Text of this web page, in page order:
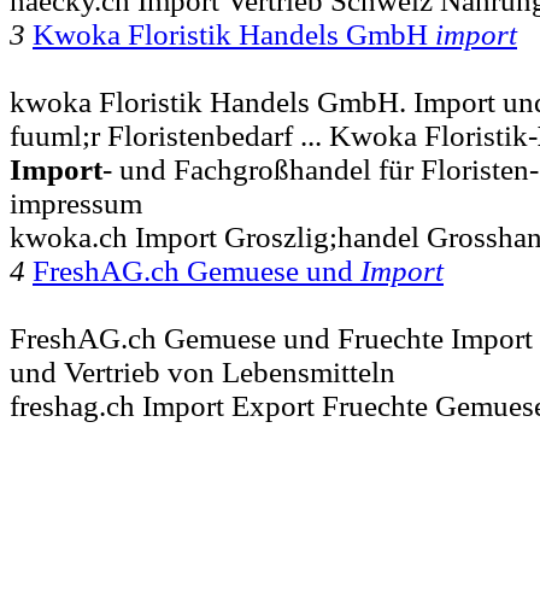
3 Kwoka Floristik Handels GmbH import
kwoka Floristik Handels GmbH. Import
fuuml;r Floristenbedarf ... Kwoka Floristik-
Import- und Fachgroßhandel für
impressum
kwoka.ch Import Groszlig;handel
4 FreshAG.ch Gemuese und Import
FreshAG.ch Gemuese und Fruechte
und Vertrieb von Lebensmitteln
freshag.ch Import Export Fruechte